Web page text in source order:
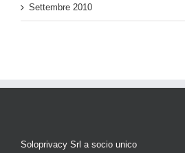
Settembre 2010
Soloprivacy Srl a socio unico